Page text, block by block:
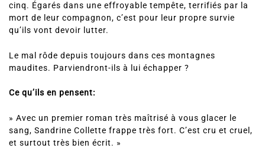
cinq. Égarés dans une effroyable tempête, terrifiés par la
mort de leur compagnon, c’est pour leur propre survie
qu’ils vont devoir lutter.
Le mal rôde depuis toujours dans ces montagnes
maudites. Parviendront-ils à lui échapper ?
Ce qu’ils en pensent:
» Avec un premier roman très maîtrisé à vous glacer le
sang, Sandrine Collette frappe très fort. C’est cru et cruel,
et surtout très bien écrit. »